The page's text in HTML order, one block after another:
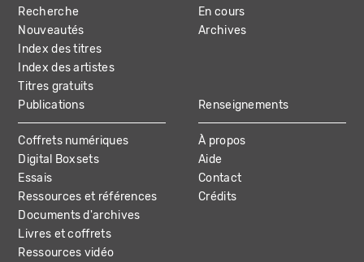
NAVIGATION
Recherche
Nouveautés
Index des titres
Index des artistes
Titres gratuits
En cours
Archives
Publications
Coffrets numériques
Digital Boxsets
Essais
Ressources et références
Documents d'archives
Livres et coffrets
Ressources vidéo
Renseignements
À propos
Aide
Contact
Crédits